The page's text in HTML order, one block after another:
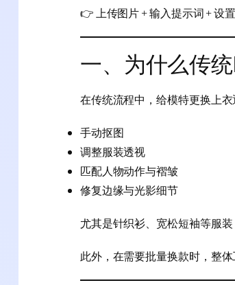
👉 上传图片 + 输入提示词 + 设
一、为什么传
在传统流程中，给模特更换上衣
手动抠图
调整服装透视
匹配人物动作与褶皱
修复边缘与光影细节
尤其是针织衫、宽松短袖等服
此外，在需要批量换款时，整体